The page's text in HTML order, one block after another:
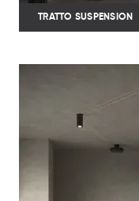
TRATTO SUSPENSION